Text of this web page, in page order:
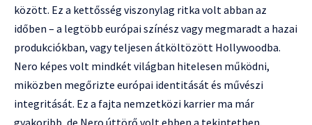
között. Ez a kettősség viszonylag ritka volt abban az
időben – a legtöbb európai színész vagy megmaradt a hazai
produkciókban, vagy teljesen átköltözött Hollywoodba.
Nero képes volt mindkét világban hitelesen működni,
miközben megőrizte európai identitását és művészi
integritását. Ez a fajta nemzetközi karrier ma már